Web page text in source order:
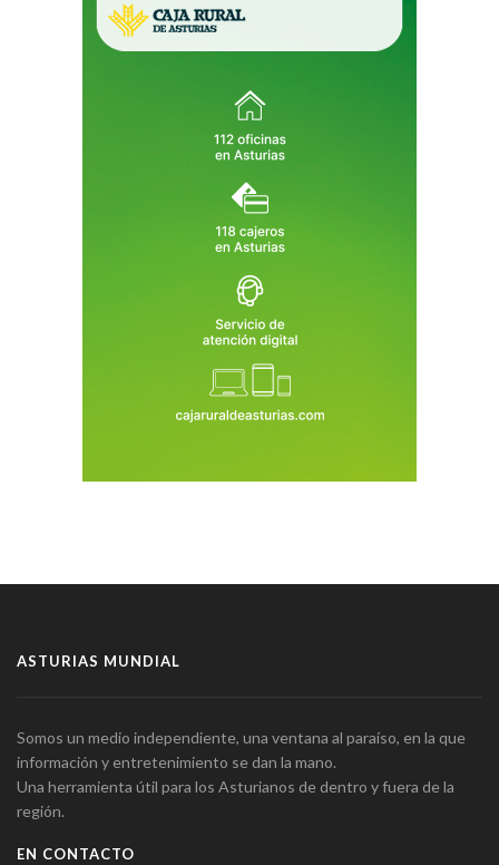
ASTURIAS MUNDIAL
Somos un medio independiente, una ventana al paraíso, en la que
información y entretenimiento se dan la mano.
Una herramienta útil para los Asturianos de dentro y fuera de la
región.
EN CONTACTO